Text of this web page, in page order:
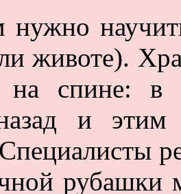
нужно
животе).
на спине:
назад и
рубашки